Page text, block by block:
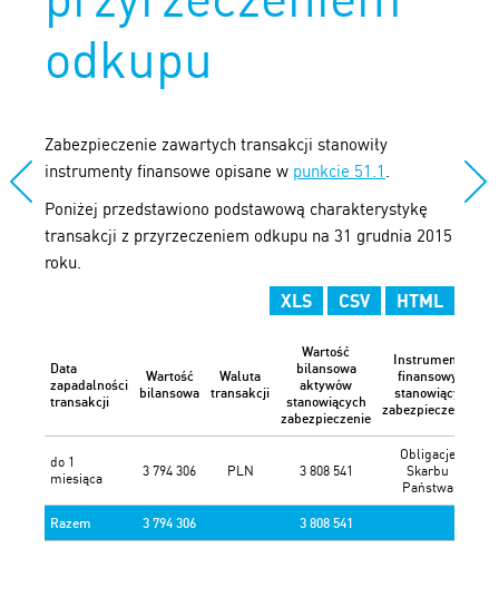
odkupu
Zabezpieczenie zawartych transakcji stanowiły
instrumenty finansowe opisane w punkcie 51.1 .
Poniżej przedstawiono podstawową charakterystykę
transakcji z przyrzeczeniem odkupu na 31 grudnia 2015
roku.
XLS CSV HTML
Data
zapadalności
transakcji
Wartość
bilansowa
Waluta
transakcji
Wartość
bilansowa
aktywów
stanowiących
zabezpieczenie
Instrument
finansowy
stanowiący
zabezpieczenie
do 1
miesiąca
3 794 306 PLN 3 808 541
Obligacje
Skarbu
Państwa
Razem 3 794 306 3 808 541